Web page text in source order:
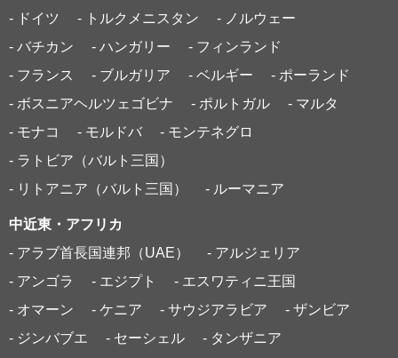
- ドイツ
- トルクメニスタン
- ノルウェー
- バチカン
- ハンガリー
- フィンランド
- フランス
- ブルガリア - ベルギー
- ポーランド
- ボスニアヘルツェゴビナ
- ポルトガル
- マルタ
- モナコ
- モルドバ
- モンテネグロ
- ラトビア（バルト三国）
- リトアニア（バルト三国）
- ルーマニア
中近東・アフリカ
- アラブ首長国連邦（UAE）
- アルジェリア
- アンゴラ
- エジプト
- エスワティニ王国
- オマーン
- ケニア - サウジアラビア
- ザンビア
- ジンバブエ
- セーシェル
- タンザニア